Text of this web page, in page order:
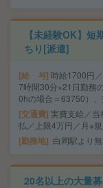
【未経験OK】
ちり[派遣]
給 与 時給1700円
7時間30分×21日勤務
0hの場合＝63750）
交通費 実費支給／当
払／上限4万円／月※規
勤務地 白岡駅より
20名以上の大量